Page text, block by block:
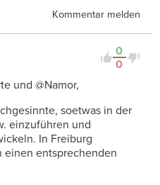
Kommentar melden
0
0
und @Namor,
soetwas in der
einzuführen und
In Freiburg
einen entsprechenden